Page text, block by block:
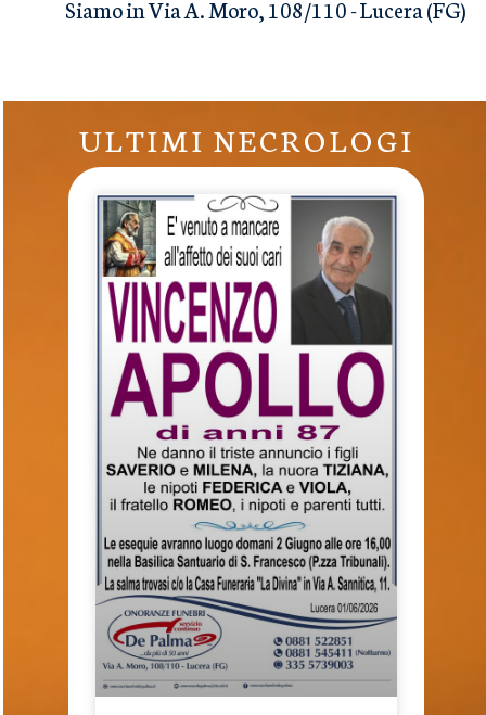
Siamo in Via A. Moro, 108/110 - Lucera (FG)
ULTIMI NECROLOGI